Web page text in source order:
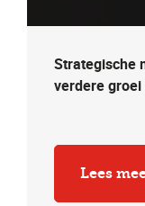
Strategische
verdere
Lees